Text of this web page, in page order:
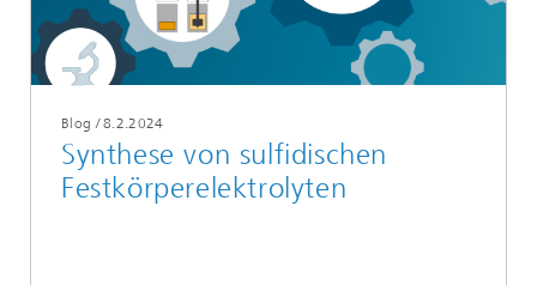
Blog /8.2.2024
Synthese von sulfidischen
Festkörperelektrolyten